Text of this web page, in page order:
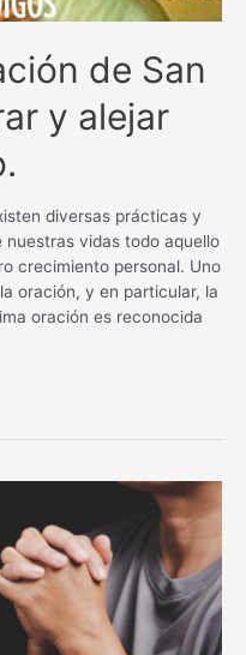
de San
y alejar
diversas prácticas y
nuestras vidas todo aquello
crecimiento personal. Uno
oración, y en particular, la
oración es reconocida